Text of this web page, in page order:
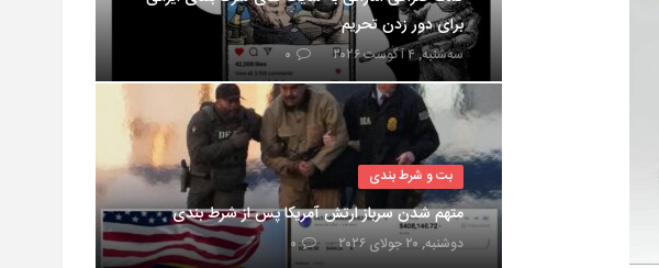
برای دور زدن تحریم
سه‌شنبه, ۴ آگوست ۲۰۲۶ ۰
بت و شرط بندی
متهم شدن سرباز ارتش آمریکا پس از شرط بندی
دوشنبه, ۲۰ جولای ۲۰۲۶ ۰